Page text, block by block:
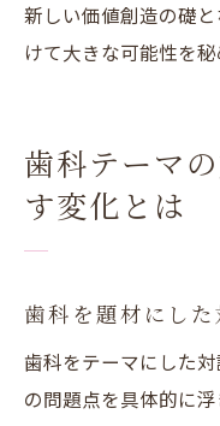
新しい価値創造の礎
けて大きな可能性を秘
歯科テーマ
す変化とは
歯科を題材にし
歯科をテーマにした
の問題点を具体的に